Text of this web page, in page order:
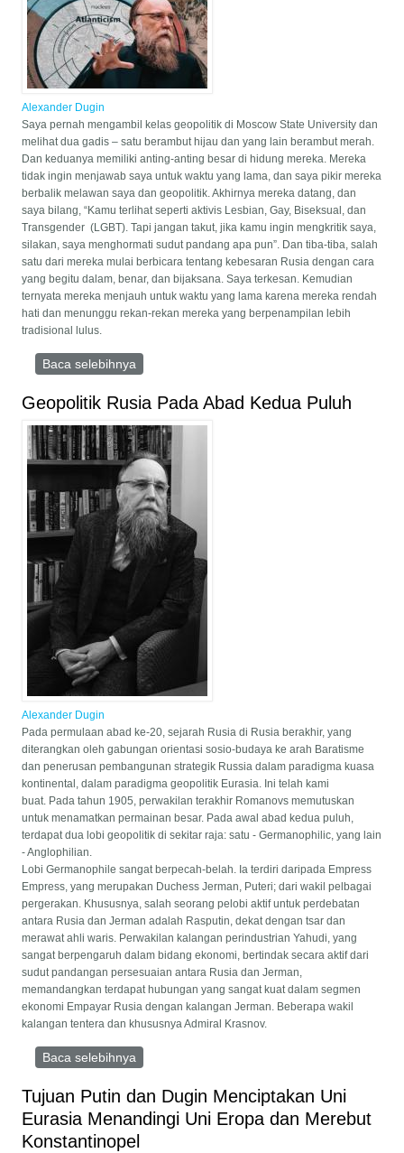
Alexander Dugin
Saya pernah mengambil kelas geopolitik di Moscow State University dan
melihat dua gadis – satu berambut hijau dan yang lain berambut merah.
Dan keduanya memiliki anting-anting besar di hidung mereka. Mereka
tidak ingin menjawab saya untuk waktu yang lama, dan saya pikir mereka
berbalik melawan saya dan geopolitik. Akhirnya mereka datang, dan
saya bilang, “Kamu terlihat seperti aktivis Lesbian, Gay, Biseksual, dan
Transgender (LGBT). Tapi jangan takut, jika kamu ingin mengkritik saya,
silakan, saya menghormati sudut pandang apa pun”. Dan tiba-tiba, salah
satu dari mereka mulai berbicara tentang kebesaran Rusia dengan cara
yang begitu dalam, benar, dan bijaksana. Saya terkesan. Kemudian
ternyata mereka menjauh untuk waktu yang lama karena mereka rendah
hati dan menunggu rekan-rekan mereka yang berpenampilan lebih
tradisional lulus.
Baca selebihnya
Negaranya
Geopolitik Rusia Pada Abad Kedua Puluh
Alexander Dugin
Pada permulaan abad ke-20, sejarah Rusia di Rusia berakhir, yang
diterangkan oleh gabungan orientasi sosio-budaya ke arah Baratisme
dan penerusan pembangunan strategik Russia dalam paradigma kuasa
kontinental, dalam paradigma geopolitik Eurasia. Ini telah kami
buat. Pada tahun 1905, perwakilan terakhir Romanovs memutuskan
untuk menamatkan permainan besar. Pada awal abad kedua puluh,
terdapat dua lobi geopolitik di sekitar raja: satu - Germanophilic, yang lain
- Anglophilian.
Lobi Germanophile sangat berpecah-belah. Ia terdiri daripada Empress
Empress, yang merupakan Duchess Jerman, Puteri; dari wakil pelbagai
pergerakan. Khususnya, salah seorang pelobi aktif untuk perdebatan
antara Rusia dan Jerman adalah Rasputin, dekat dengan tsar dan
merawat ahli waris. Perwakilan kalangan perindustrian Yahudi, yang
sangat berpengaruh dalam bidang ekonomi, bertindak secara aktif dari
sudut pandangan persesuaian antara Rusia dan Jerman,
memandangkan terdapat hubungan yang sangat kuat dalam segmen
ekonomi Empayar Rusia dengan kalangan Jerman. Beberapa wakil
kalangan tentera dan khususnya Admiral Krasnov.
Baca selebihnya
Tujuan Putin dan Dugin Menciptakan Uni
Eurasia Menandingi Uni Eropa dan Merebut
Konstantinopel